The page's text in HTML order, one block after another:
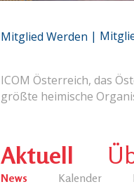
ICOM Österreich, das
größte heimische
Aktuell
News Kalender
Mitglied Werden |